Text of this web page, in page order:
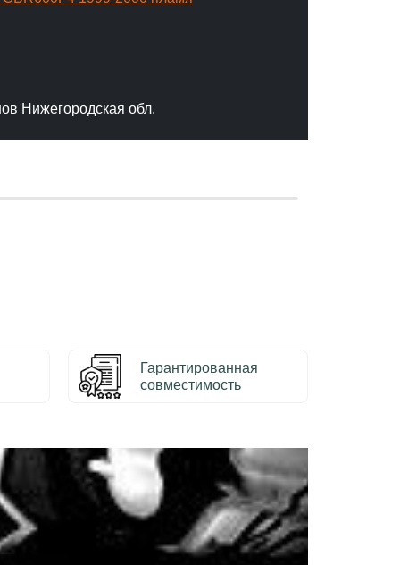
Нижегородская обл.
Гарантированная
совместимость